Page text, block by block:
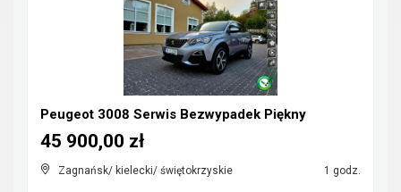
Peugeot 3008 Serwis Bezwypadek Piękny
Zagnańsk/ kielecki/ świętokrzyskie 1 godz.
45 900,00 zł